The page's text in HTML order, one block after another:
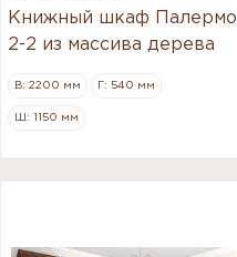
Книжный шкаф Палермо
2-2 из массива дерева
В: 2200 мм Г: 540 мм
Ш: 1150 мм